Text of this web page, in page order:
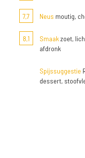
7,7 Neus moutig,
8,1 Smaakzoet,
afdronk
Spijssuggestie
dessert,